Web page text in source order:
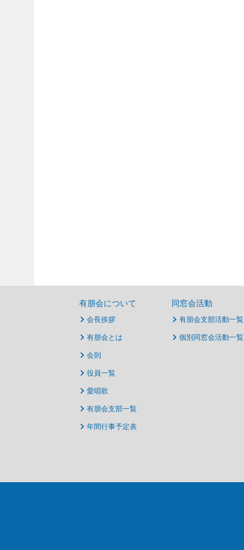
有朋会について
会長挨拶
有朋会とは
会則
役員一覧
愛唱歌
有朋会支部一覧
年間行事予定表
同窓会活動
有朋会支部活動一覧
個別同窓会活動一覧